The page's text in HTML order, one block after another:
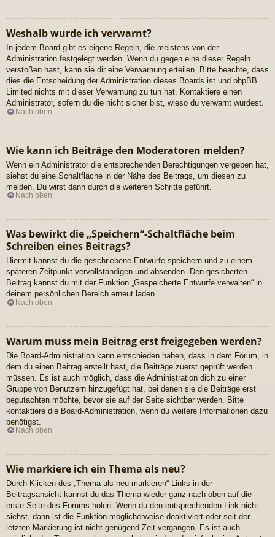
Weshalb wurde ich verwarnt?
In jedem Board gibt es eigene Regeln, die meistens von der
Administration festgelegt werden. Wenn du gegen eine dieser Regeln
verstoßen hast, kann sie dir eine Verwarnung erteilen. Bitte beachte, dass
dies die Entscheidung der Administration dieses Boards ist und phpBB
Limited nichts mit dieser Verwarnung zu tun hat. Kontaktiere einen
Administrator, sofern du die nicht sicher bist, wieso du verwarnt wurdest.
Nach oben
Wie kann ich Beiträge den Moderatoren melden?
Wenn ein Administrator die entsprechenden Berechtigungen vergeben hat,
siehst du eine Schaltfläche in der Nähe des Beitrags, um diesen zu
melden. Du wirst dann durch die weiteren Schritte geführt.
Nach oben
Was bewirkt die „Speichern“-Schaltfläche beim
Schreiben eines Beitrags?
Hiermit kannst du die geschriebene Entwürfe speichern und zu einem
späteren Zeitpunkt vervollständigen und absenden. Den gesicherten
Beitrag kannst du mit der Funktion „Gespeicherte Entwürfe verwalten“ in
deinem persönlichen Bereich erneut laden.
Nach oben
Warum muss mein Beitrag erst freigegeben werden?
Die Board-Administration kann entschieden haben, dass in dem Forum, in
dem du einen Beitrag erstellt hast, die Beiträge zuerst geprüft werden
müssen. Es ist auch möglich, dass die Administration dich zu einer
Gruppe von Benutzern hinzugefügt hat, bei denen sie die Beiträge erst
begutachten möchte, bevor sie auf der Seite sichtbar werden. Bitte
kontaktiere die Board-Administration, wenn du weitere Informationen dazu
benötigst.
Nach oben
Wie markiere ich ein Thema als neu?
Durch Klicken des „Thema als neu markieren“-Links in der
Beitragsansicht kannst du das Thema wieder ganz nach oben auf die
erste Seite des Forums holen. Wenn du den entsprechenden Link nicht
siehst, dann ist die Funktion möglicherweise deaktiviert oder seit der
letzten Markierung ist nicht genügend Zeit vergangen. Es ist auch